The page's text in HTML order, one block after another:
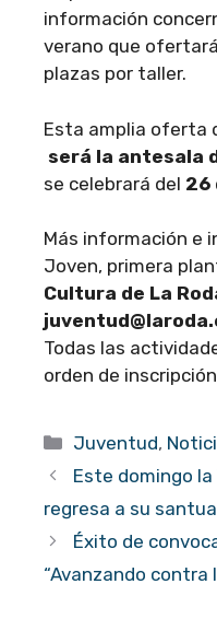
información
verano que
plazas por taller.
Esta amplia oferta
será la antesala
se celebrará del 26
Más información e
Joven, primera
Cultura de La
Todas las
orden de
Categorías
Juventud,
Este domingo
regresa a su
Éxito de
“Avanzando contra